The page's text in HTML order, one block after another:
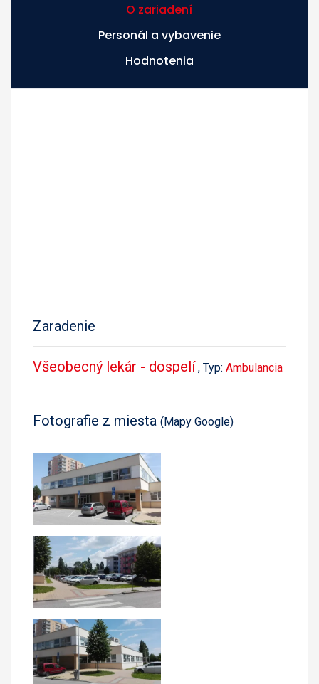
O zariadení
Personál a vybavenie
Hodnotenia
Zaradenie
Všeobecný lekár - dospelí , Typ: Ambulancia
Fotografie z miesta (Mapy Google)